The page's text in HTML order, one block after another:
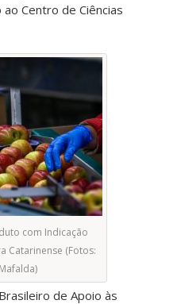
Centro de Ciências
com Indicação
Catarinense (Fotos:
de Apoio às